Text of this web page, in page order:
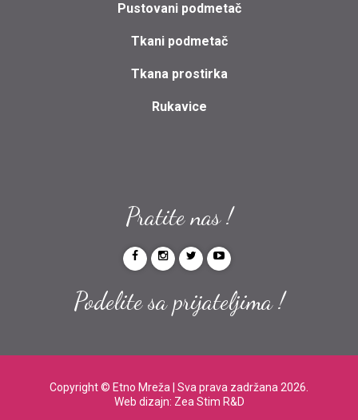
Pustovani podmetač
Tkani podmetač
Tkana prostirka
Rukavice
Pratite nas !
Podelite sa prijateljima !
Copyright © Etno Mreža | Sva prava zadržana 2026.
Web dizajn: Zea Stim R&D